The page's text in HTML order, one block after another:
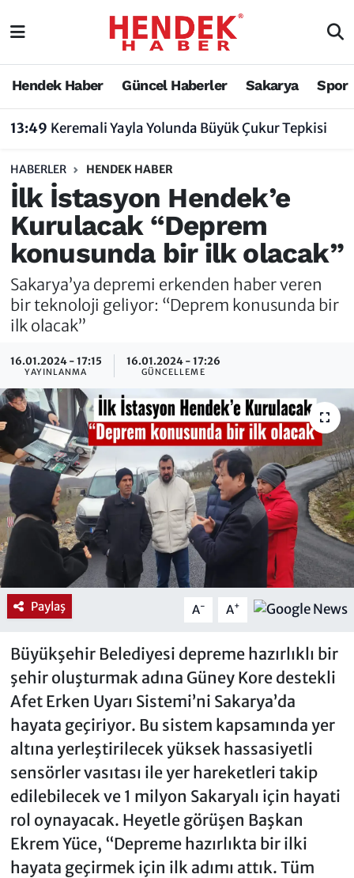
Hendek Haber Güncel Haberler Sakarya Spor
13:49 Keremali Yayla Yolunda Büyük Çukur Tepkisi
HABERLER HENDEK HABER
İlk İstasyon Hendek’e
Kurulacak “Deprem
konusunda bir ilk olacak”
Sakarya’ya depremi erkenden haber veren
bir teknoloji geliyor: “Deprem konusunda bir
ilk olacak”
16.01.2024 - 17:15
YAYINLANMA
16.01.2024 - 17:26
GÜNCELLEME
Paylaş A- A+
Büyükşehir Belediyesi depreme hazırlıklı bir
şehir oluşturmak adına Güney Kore destekli
Afet Erken Uyarı Sistemi’ni Sakarya’da
hayata geçiriyor. Bu sistem kapsamında yer
altına yerleştirilecek yüksek hassasiyetli
sensörler vasıtası ile yer hareketleri takip
edilebilecek ve 1 milyon Sakaryalı için hayati
rol oynayacak. Heyetle görüşen Başkan
Ekrem Yüce, “Depreme hazırlıkta bir ilki
hayata geçirmek için ilk adımı attık. Tüm
Hendek Haber
Spor
Nöbetçi Eczaneler
Vefat Edenler
Hendek Haber
Sakarya
Hakkında
Hendek Haber Reklam Servisi
Künye
Sakarya Nöbetçi Eczaneler
Sakarya Trafik Yoğunluk Haritası
Süper Lig Puan Durumu ve Fikstür
Tüm Manşetler
Son Dakika Haberleri
Haber Arşivi